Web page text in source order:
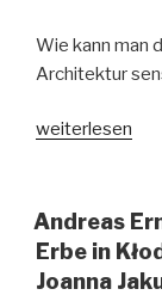
Wie kann man
Architektur
„Andreas
1929),
ein
Glatzer
weiterlesen
Andreas
Erbe in
Joanna